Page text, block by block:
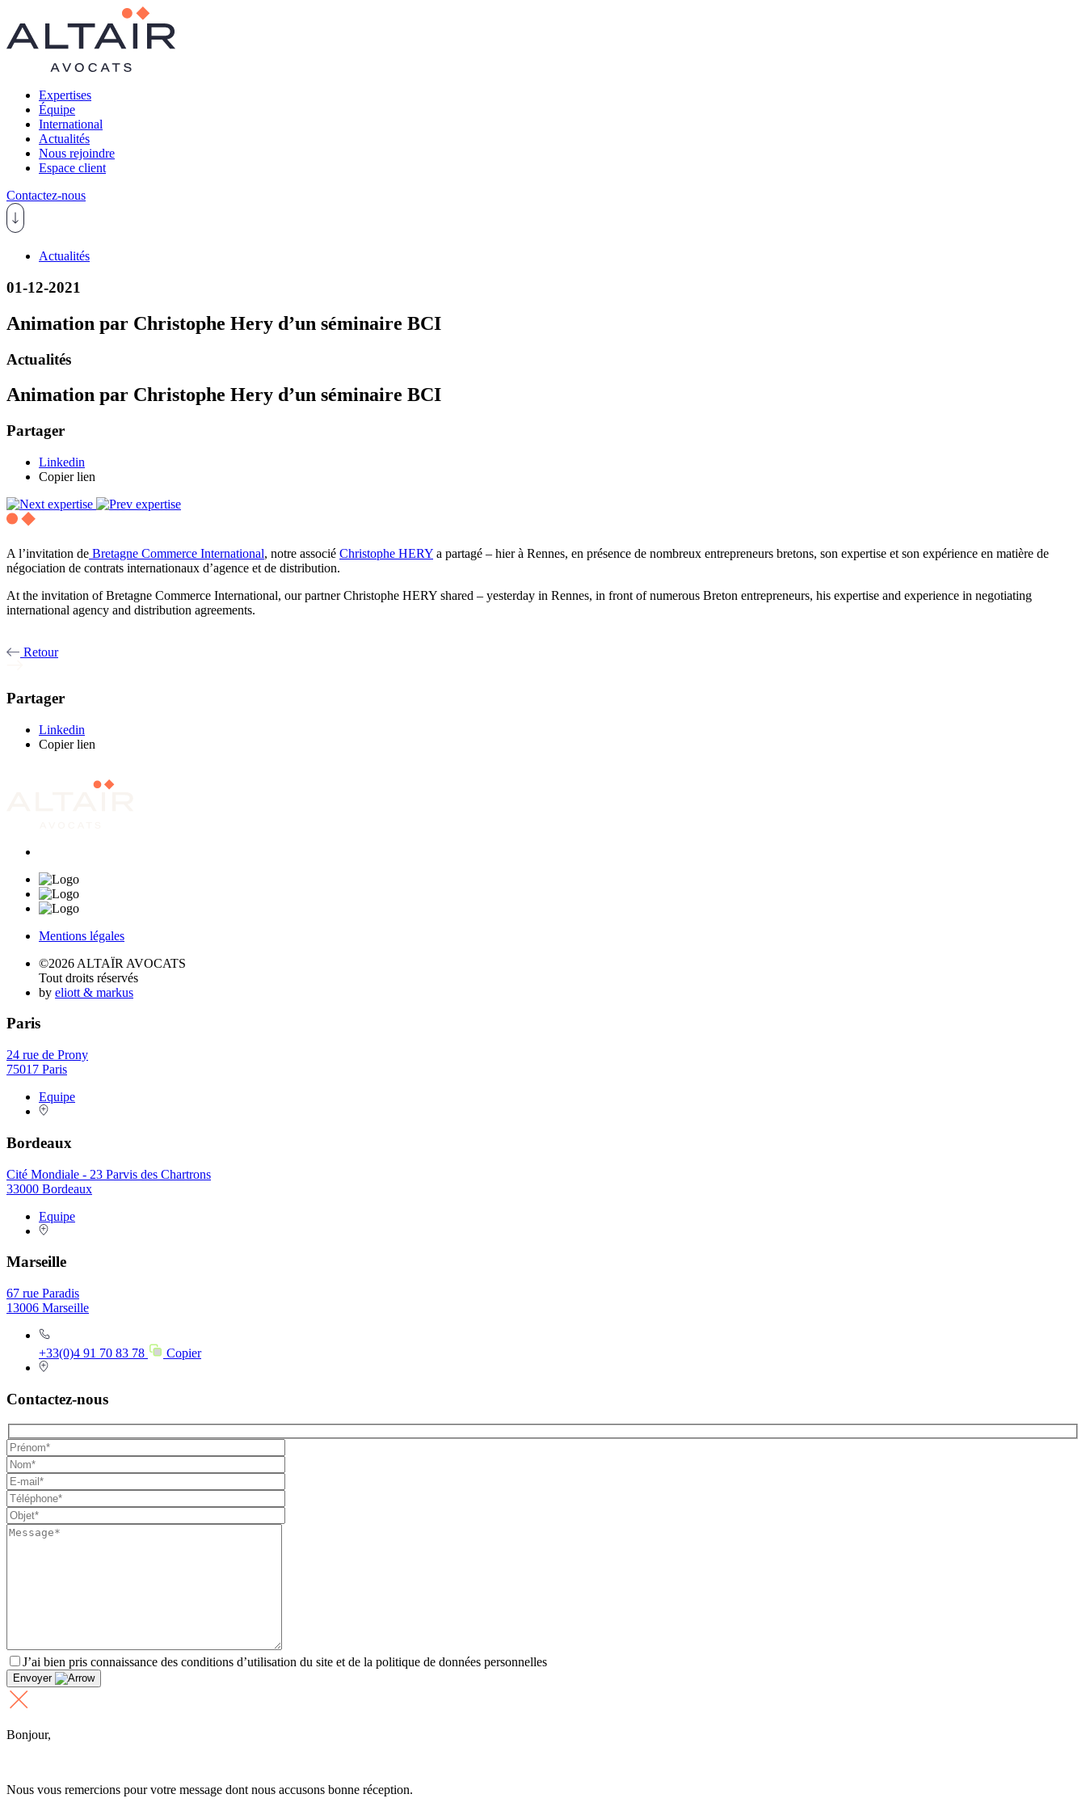
Expertises
Équipe
International
Actualités
Nous rejoindre
Espace client
Contactez-nous
Actualités
01-12-2021
Animation par Christophe Hery d’un séminaire BCI
Actualités
Animation par Christophe Hery d’un séminaire BCI
Partager
Linkedin
Copier lien
A l’invitation de Bretagne Commerce International, notre associé Christophe HERY a partagé – hier à Rennes, en présence de nombreux entrepreneurs bretons, son expertise et son expérience en matière de
négociation de contrats internationaux d’agence et de distribution.
At the invitation of Bretagne Commerce International, our partner Christophe HERY shared – yesterday in Rennes, in front of numerous Breton entrepreneurs, his expertise and experience in negotiating
international agency and distribution agreements.
Retour
Partager
Linkedin
Copier lien
Mentions légales
©2026 ALTAÏR AVOCATS
Tout droits réservés
by eliott & markus
Paris
24 rue de Prony
75017 Paris
Equipe
Bordeaux
Cité Mondiale - 23 Parvis des Chartrons
33000 Bordeaux
Equipe
Marseille
67 rue Paradis
13006 Marseille
+33(0)4 91 70 83 78 Copier
Contactez-nous
J’ai bien pris connaissance des conditions d’utilisation du site et de la politique de données personnelles
Envoyer
Bonjour,
Nous vous remercions pour votre message dont nous accusons bonne réception.